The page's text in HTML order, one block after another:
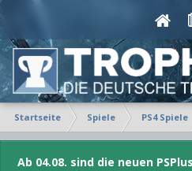
Startseite Spiele PS4 Spiele
Ab 04.08. sind die neuen